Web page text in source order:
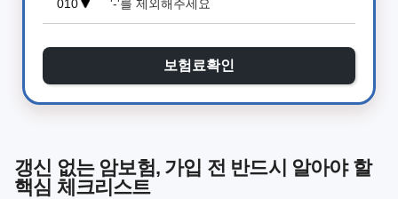
보험료확인
갱신 없는 암보험, 가입 전 반드시 알아야 할
핵심 체크리스트